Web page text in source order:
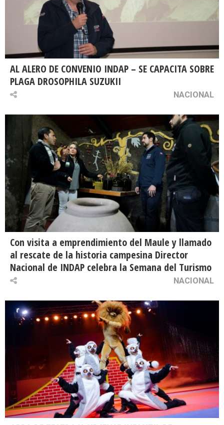
AL ALERO DE CONVENIO INDAP – SE CAPACITA SOBRE
PLAGA DROSOPHILA SUZUKII
NACIONAL
Con visita a emprendimiento del Maule y llamado
al rescate de la historia campesina Director
Nacional de INDAP celebra la Semana del Turismo
NACIONAL